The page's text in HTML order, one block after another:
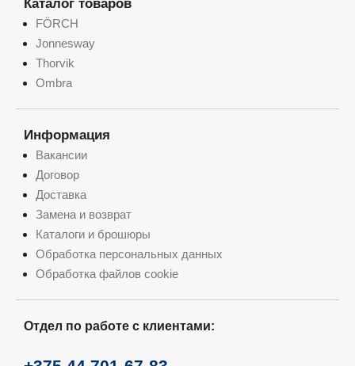
Каталог товаров
FÖRCH
Jonnesway
Thorvik
Ombra
Информация
Вакансии
Договор
Доставка
Замена и возврат
Каталоги и брошюры
Обработка персональных данных
Обработка файлов cookie
Отдел по работе с клиентами: